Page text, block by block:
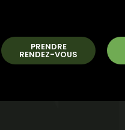
PRENDRE
RENDEZ-VOUS